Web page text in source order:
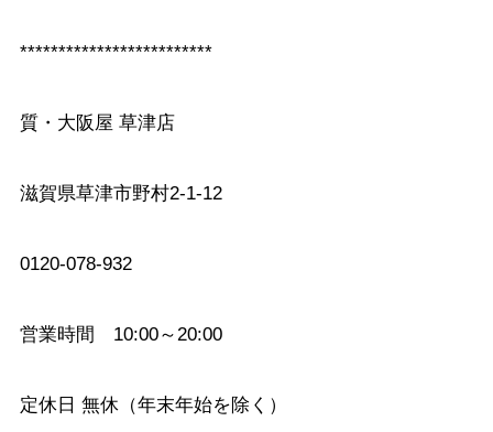
*************************
質・大阪屋 草津店
滋賀県草津市野村2-1-12
0120-078-932
営業時間 10:00～20:00
定休日 無休（年末年始を除く）